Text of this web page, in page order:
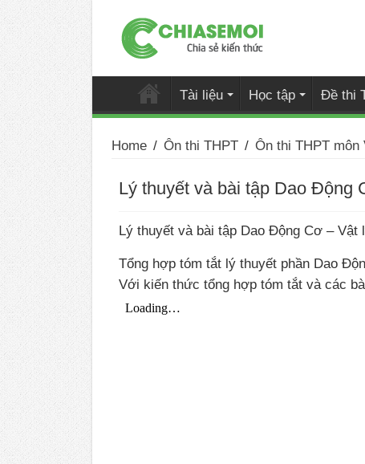
Tài liệu Học tập Đề thi
Home / Ôn thi THPT / Ôn thi THPT môn
Lý thuyết và bài tập Dao Động
Lý thuyết và bài tập Dao Động Cơ – Vật
Tổng hợp tóm tắt lý thuyết phần Dao
Với kiến thức tổng hợp tóm tắt và các